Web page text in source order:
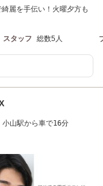
麗を手伝い！火曜夕方も
スタッフ 総数5人
山駅から車で16分